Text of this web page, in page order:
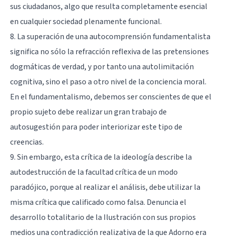
sus ciudadanos, algo que resulta completamente esencial
en cualquier sociedad plenamente funcional.
8. La superación de una autocomprensión fundamentalista
significa no sólo la refracción reflexiva de las pretensiones
dogmáticas de verdad, y por tanto una autolimitación
cognitiva, sino el paso a otro nivel de la conciencia moral.
En el fundamentalismo, debemos ser conscientes de que el
propio sujeto debe realizar un gran trabajo de
autosugestión para poder interiorizar este tipo de
creencias.
9. Sin embargo, esta crítica de la ideología describe la
autodestrucción de la facultad crítica de un modo
paradójico, porque al realizar el análisis, debe utilizar la
misma crítica que calificado como falsa. Denuncia el
desarrollo totalitario de la Ilustración con sus propios
medios una contradicción realizativa de la que Adorno era